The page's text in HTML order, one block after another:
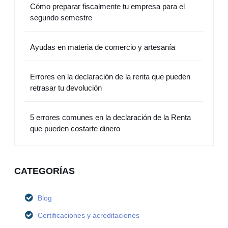
Cómo preparar fiscalmente tu empresa para el
segundo semestre
Ayudas en materia de comercio y artesanía
Errores en la declaración de la renta que pueden
retrasar tu devolución
5 errores comunes en la declaración de la Renta
que pueden costarte dinero
CATEGORÍAS
Blog
Certificaciones y acreditaciones